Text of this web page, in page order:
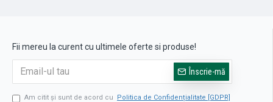
Fii mereu la curent cu ultimele oferte si produse!
Înscrie-mă
Am citit şi sunt de acord cu Politica de Confidențialitate [GDPR]